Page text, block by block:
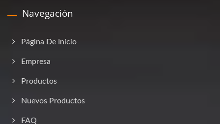
Navegación
Página De Inicio
Empresa
Productos
Nuevos Productos
FAQ